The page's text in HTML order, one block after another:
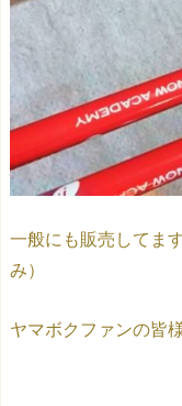
一般にも販売してま
み）
ヤマボクファンの皆